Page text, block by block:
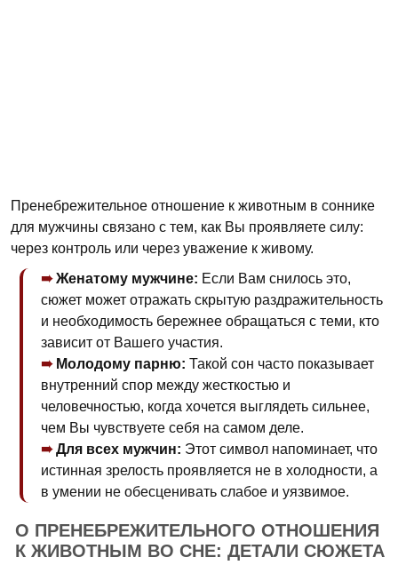
Пренебрежительное отношение к животным в соннике
для мужчины связано с тем, как Вы проявляете силу:
через контроль или через уважение к живому.
Женатому мужчине: Если Вам снилось это,
сюжет может отражать скрытую раздражительность
и необходимость бережнее обращаться с теми, кто
зависит от Вашего участия.
Молодому парню: Такой сон часто показывает
внутренний спор между жесткостью и
человечностью, когда хочется выглядеть сильнее,
чем Вы чувствуете себя на самом деле.
Для всех мужчин: Этот символ напоминает, что
истинная зрелость проявляется не в холодности, а
в умении не обесценивать слабое и уязвимое.
О ПРЕНЕБРЕЖИТЕЛЬНОГО ОТНОШЕНИЯ
К ЖИВОТНЫМ ВО СНЕ: ДЕТАЛИ СЮЖЕТА